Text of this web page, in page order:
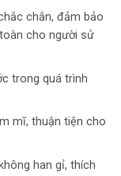
chắn, đảm bảo
cho người sử
trong quá trình
mĩ, thuận tiện cho
han gỉ, thích